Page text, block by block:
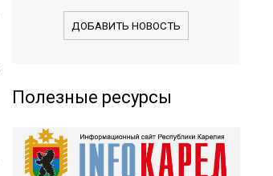
ДОБАВИТЬ НОВОСТЬ
Полезные ресурсы